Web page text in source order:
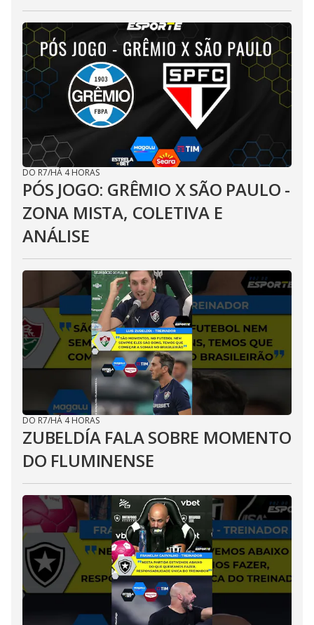
DO R7/HÁ 4 HORAS
PÓS JOGO: GRÊMIO X SÃO PAULO -
ZONA MISTA, COLETIVA E
ANÁLISE
DO R7/HÁ 4 HORAS
ZUBELDÍA FALA SOBRE MOMENTO
DO FLUMINENSE